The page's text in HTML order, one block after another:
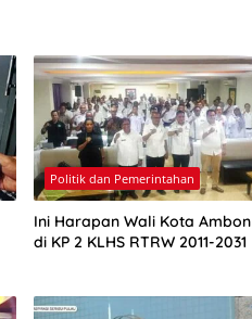
Politik dan Pemerintahan
Ini Harapan Wali Kota Ambon
di KP 2 KLHS RTRW 2011-2031